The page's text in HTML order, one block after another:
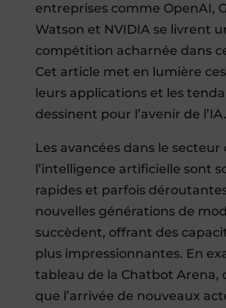
entreprises comme OpenAI,
Watson et NVIDIA se livrent
compétition acharnée dans
Cet article met en lumière
leurs applications et les
dessinent pour l’avenir de l’IA.
Les avancées dans le secteur
l’intelligence artificielle sont
rapides et parfois
nouvelles générations de
succèdent, offrant des
plus impressionnantes. En
tableau de la Chatbot Arena,
que l’arrivée de nouveaux